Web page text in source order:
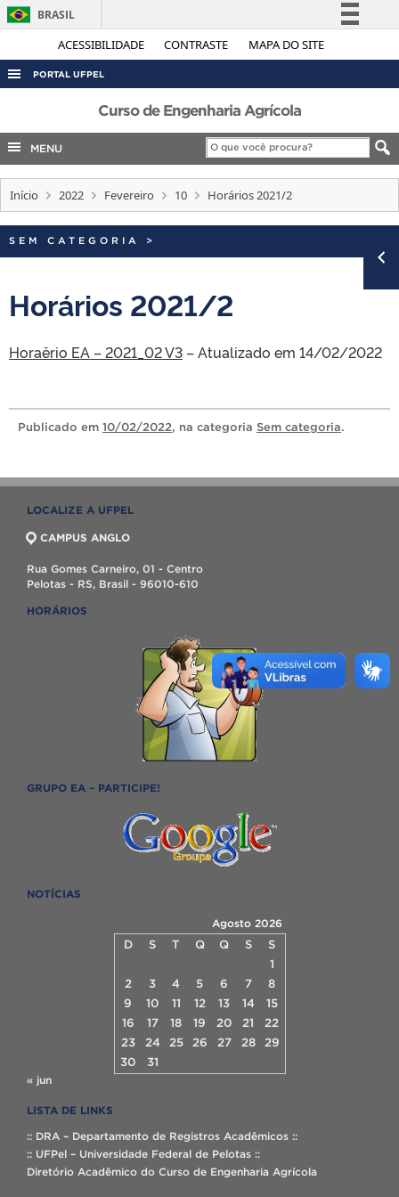
ACESSIBILIDADE CONTRASTE MAPA DO SITE
BRASIL
Simplifique!
Acesso à informação
Legislação
Canais
PORTAL UFPEL
ACESSO À INFORMAÇÃO
AUDITORIA
COBALTO
CONCURSOS
EDITAIS
INTERNACIONAL
PORTARIAS
TELEFONES
Curso de Engenharia Agrícola
MENU
Início 2022 Fevereiro 10 Horários 2021/2
SEM CATEGORIA >
Horários 2021/2
Horaěrio EA – 2021_02 V3 – Atualizado em 14/02/2022
Publicado em 10/02/2022, na categoria Sem categoria.
LOCALIZE A UFPEL
CAMPUS ANGLO
Rua Gomes Carneiro, 01 - Centro
Pelotas - RS, Brasil - 96010-610
HORÁRIOS
GRUPO EA – PARTICIPE!
NOTÍCIAS
Agosto 2026
D S T Q Q S
S
1
2
3 4 5 6 7
8
9
10 11 12 13 14
15
16
17 18 19 20 21
22
23
24 25 26 27 28
29
30
31
« jun
LISTA DE LINKS
:: DRA – Departamento de Registros Acadêmicos ::
:: UFPel – Universidade Federal de Pelotas ::
Diretório Acadêmico do Curso de Engenharia Agrícola